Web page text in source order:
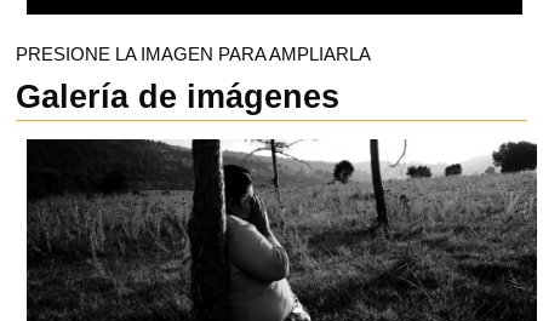
PRESIONE LA IMAGEN PARA AMPLIARLA
Galería de imágenes